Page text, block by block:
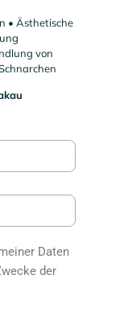
• Ästhetische
von
Daten
der